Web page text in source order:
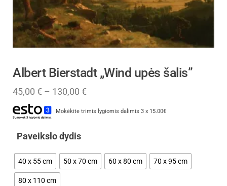
Albert Bierstadt „Wind upės šalis”
45,00 € – 130,00 €
Mokėkite trimis lygiomis dalimis 3 x 15.00€
Paveikslo dydis
40 x 55 cm 50 x 70 cm 60 x 80 cm 70 x 95 cm
80 x 110 cm